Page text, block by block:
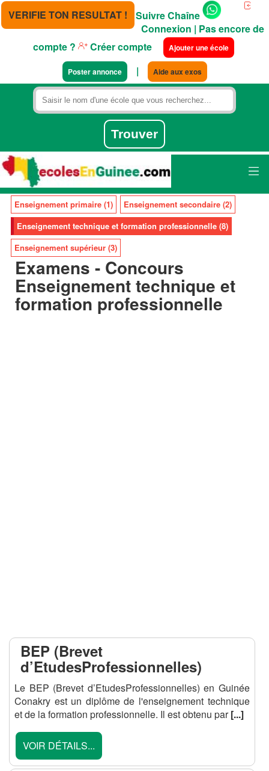
VERIFIE TON RESULTAT !
Suivre Chaîne
Connexion | Pas encore de
compte ?
Créer compte Ajouter une école
Poster annonce | Aide aux exos
Enseignement primaire (1)
Enseignement secondaire (2)
Enseignement technique et formation professionnelle (8)
Enseignement supérieur (3)
Examens - Concours
Enseignement technique et
formation professionnelle
BEP (Brevet
d’EtudesProfessionnelles)
Le BEP (Brevet d’EtudesProfessionnelles) en Guinée
Conakry est un diplôme de l'enseignement technique
et de la formation professionnelle. Il est obtenu par[...]
VOIR DÉTAILS...